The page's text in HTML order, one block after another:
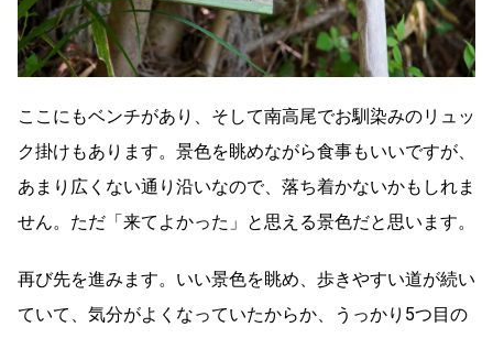
ここにもベンチがあり、そして南高尾でお馴染みのリュッ
ク掛けもあります。景色を眺めながら食事もいいですが、
あまり広くない通り沿いなので、落ち着かないかもしれま
せん。ただ「来てよかった」と思える景色だと思います。
再び先を進みます。いい景色を眺め、歩きやすい道が続い
ていて、気分がよくなっていたからか、うっかり5つ目の